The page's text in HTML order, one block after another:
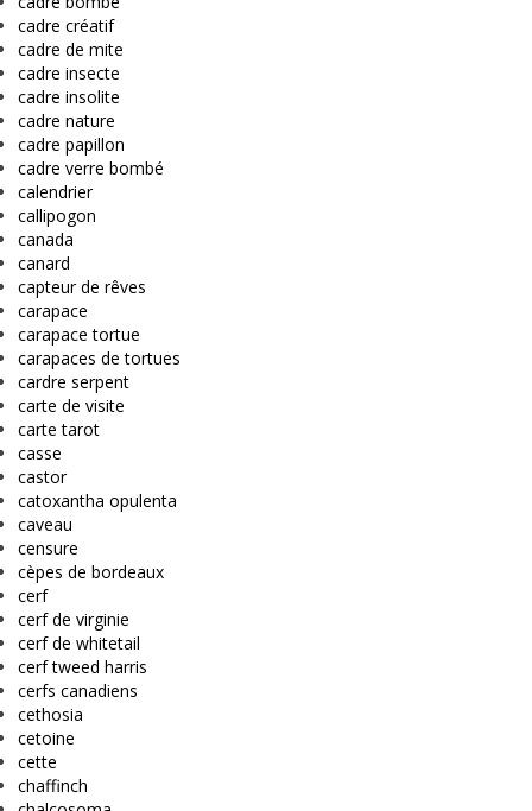
cadre créatif
cadre de mite
cadre insecte
cadre insolite
cadre nature
cadre papillon
cadre verre bombé
calendrier
callipogon
canada
canard
capteur de rêves
carapace
carapace tortue
carapaces de tortues
cardre serpent
carte de visite
carte tarot
casse
castor
catoxantha opulenta
caveau
censure
cèpes de bordeaux
cerf
cerf de virginie
cerf de whitetail
cerf tweed harris
cerfs canadiens
cethosia
cetoine
cette
chaffinch